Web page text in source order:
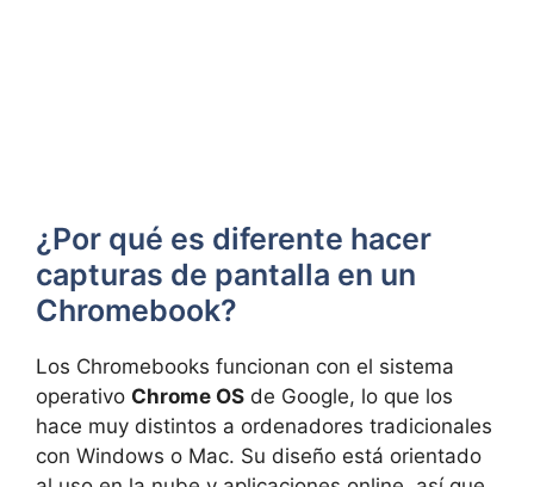
¿Por qué es diferente hacer
capturas de pantalla en un
Chromebook?
Los Chromebooks funcionan con el sistema
operativo Chrome OS de Google, lo que los
hace muy distintos a ordenadores tradicionales
con Windows o Mac. Su diseño está orientado